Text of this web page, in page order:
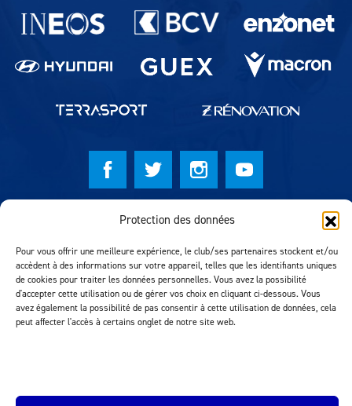
Protection des données
Pour vous offrir une meilleure expérience, le club/ses partenaires stockent et/ou
accèdent à des informations sur votre appareil, telles que les identifiants uniques
de cookies pour traiter les données personnelles. Vous avez la possibilité
d'accepter cette utilisation ou de gérer vos choix en cliquant ci-dessous. Vous
avez également la possibilité de pas consentir à cette utilisation de données, cela
peut affecter l'accès à certains onglet de notre site web.
Partenaires du lausanne-Sport
© Lausanne Sport Football Club 2026